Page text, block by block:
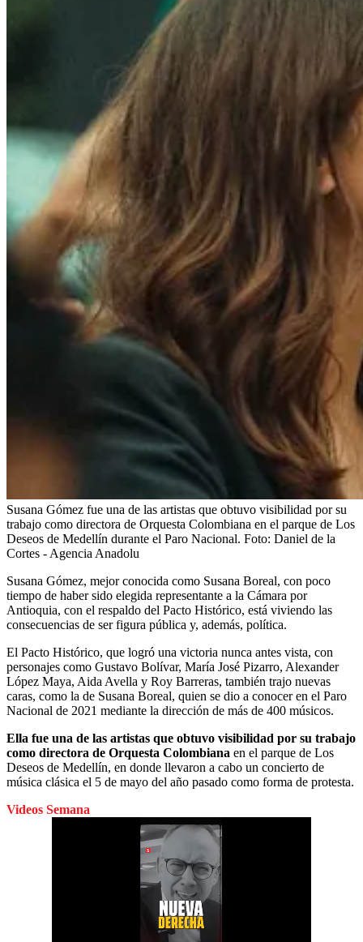
Susana Gómez fue una de las artistas que obtuvo visibilidad por su
trabajo como directora de Orquesta Colombiana en el parque de Los
Deseos de Medellín durante el Paro Nacional. Foto: Daniel de la
Cortes - Agencia Anadolu
Susana Gómez, mejor conocida como Susana Boreal, con poco
tiempo de haber sido elegida representante a la Cámara por
Antioquia, con el respaldo del Pacto Histórico, está viviendo las
consecuencias de ser figura pública y, además, política.
El Pacto Histórico, que logró una victoria nunca antes vista, con
personajes como Gustavo Bolívar, María José Pizarro, Alexander
López Maya, Aida Avella y Roy Barreras, también trajo nuevas
caras, como la de Susana Boreal, quien se dio a conocer en el Paro
Nacional de 2021 mediante la dirección de más de 400 músicos.
Ella fue una de las artistas que obtuvo visibilidad por su trabajo
como directora de Orquesta Colombiana en el parque de Los
Deseos de Medellín, en donde llevaron a cabo un concierto de
música clásica el 5 de mayo del año pasado como forma de protesta.
Videos Semana